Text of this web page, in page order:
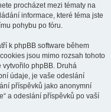
procházet mezi tématy na
informace, které téma jste
pohybu po fóru.
k phpBB software během
jsou mimo rozsah tohoto
vytvořilo phpBB. Druhá
údaje, je vaše odeslání
příspěvků jako anonymní
a odeslání příspěvků po vaší